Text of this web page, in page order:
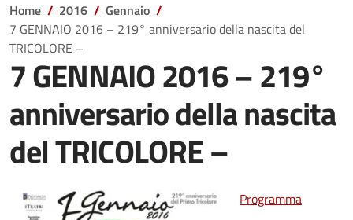
Home 2016
Gennaio
7 GENNAIO 2016 – 219° anniversario della nascita del
TRICOLORE –
7 GENNAIO 2016 – 219°
anniversario della nascita
del TRICOLORE –
Programma